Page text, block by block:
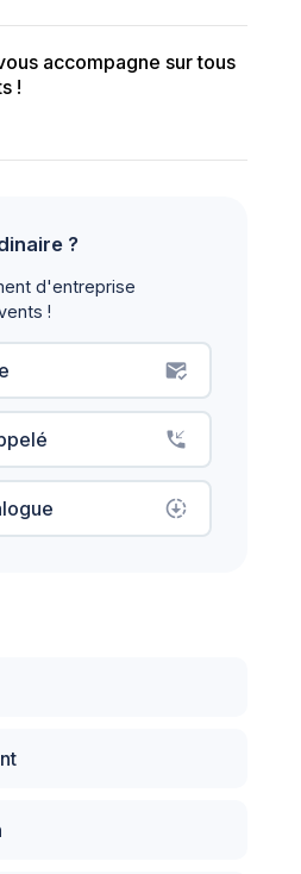
accompagne sur tous
!
?
d'entreprise
!
mark_email_read
phone_callback
downloading